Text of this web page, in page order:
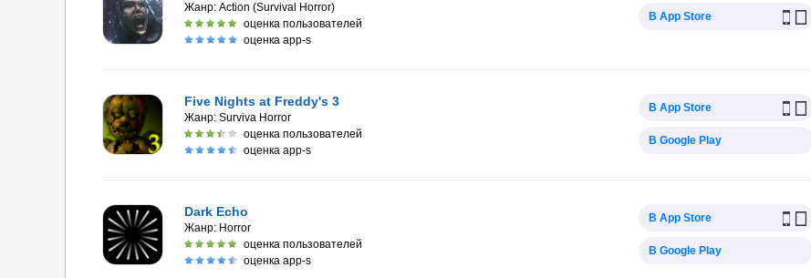
Жанр: Action (Survival Horror)
оценка пользователей
оценка app-s
В App Store
Five Nights at Freddy's 3
Жанр: Surviva Horror
оценка пользователей
оценка app-s
В App Store
В Google Play
Dark Echo
Жанр: Horror
оценка пользователей
оценка app-s
В App Store
В Google Play